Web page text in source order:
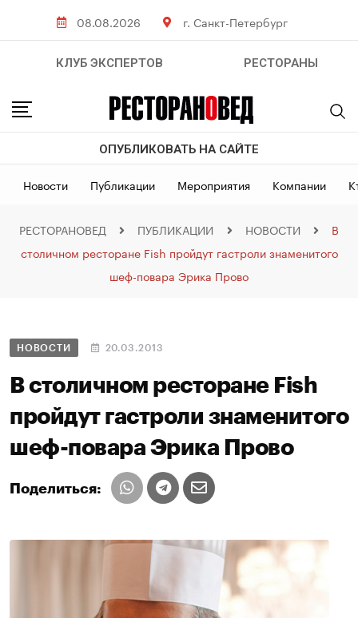
08.08.2026 г. Санкт-Петербург
КЛУБ ЭКСПЕРТОВ РЕСТОРАНЫ
ОПУБЛИКОВАТЬ НА САЙТЕ
Новости Публикации Мероприятия Компании
РЕСТОРАНОВЕД ПУБЛИКАЦИИ НОВОСТИ
В
столичном ресторане Fish пройдут гастроли знаменитого
шеф-повара Эрика Прово
НОВОСТИ 20.03.2013
В столичном ресторане Fish
пройдут гастроли знаменитого
шеф-повара Эрика Прово
Поделиться: